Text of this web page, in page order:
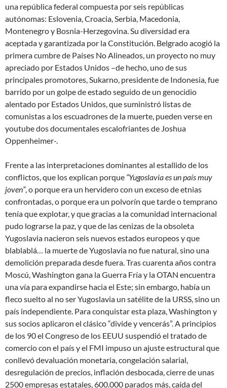
una república federal compuesta por seis repúblicas
autónomas: Eslovenia, Croacia, Serbia, Macedonia,
Montenegro y Bosnia-Herzegovina. Su diversidad era
aceptada y garantizada por la Constitución. Belgrado acogió la
primera cumbre de Países No Alineados, un proyecto no muy
apreciado por Estados Unidos –de hecho, uno de sus
principales promotores, Sukarno, presidente de Indonesia, fue
barrido por un golpe de estado seguido de un genocidio
alentado por Estados Unidos, que suministró listas de
comunistas a los escuadrones de la muerte, pueden verse en
youtube dos documentales escalofriantes de Joshua
Oppenheimer-.
Frente a las interpretaciones dominantes al estallido de los
conflictos, que los explican porque “Yugoslavia es un país muy
joven”, o porque era un hervidero con un exceso de etnias
confrontadas, o porque era un polvorín que tarde o temprano
tenía que explotar, y que gracias a la comunidad internacional
pudo lograrse la paz, y que de las cenizas de la obsoleta
Yugoslavia nacieron seis nuevos estados europeos y que
blablablá… la muerte de Yugoslavia no fue natural, sino una
demolición preparada desde fuera. Tras cuarenta años contra
Moscú, Washington gana la Guerra Fría y la OTAN encuentra
una vía para expandirse hacia el Este; sin embargo, había un
fleco suelto al no ser Yugoslavia un satélite de la URSS, sino un
país independiente. Para conquistar esta plaza, Washington y
sus socios aplicaron el clásico “divide y vencerás”. A principios
de los 90 el Congreso de los EEUU suspendió el tratado de
comercio con el país y el FMI impuso un ajuste estructural que
conllevó devaluación monetaria, congelación salarial,
desregulación de precios, inflación desbocada, cierre de unas
2500 empresas estatales, 600.000 parados más, caída del